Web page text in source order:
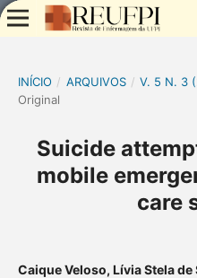
INÍCIO / ARQUIVOS / V. 5 N. 3
Original
Suicide
mobile
care
Caique Veloso, Lívia Stela